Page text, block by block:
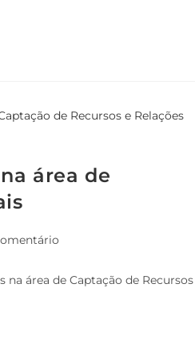
área de
área de Captação de Recursos